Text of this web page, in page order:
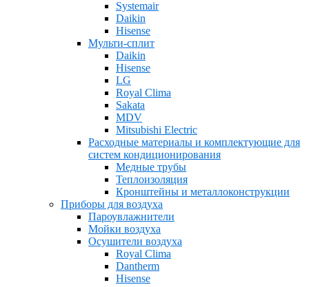
Systemair
Daikin
Hisense
Мульти-сплит
Daikin
Hisense
LG
Royal Clima
Sakata
MDV
Mitsubishi Electric
Расходные материалы и комплектующие для
систем кондиционирования
Медные трубы
Теплоизоляция
Кронштейны и металлоконструкции
Приборы для воздуха
Пароувлажнители
Мойки воздуха
Осушители воздуха
Royal Clima
Dantherm
Hisense